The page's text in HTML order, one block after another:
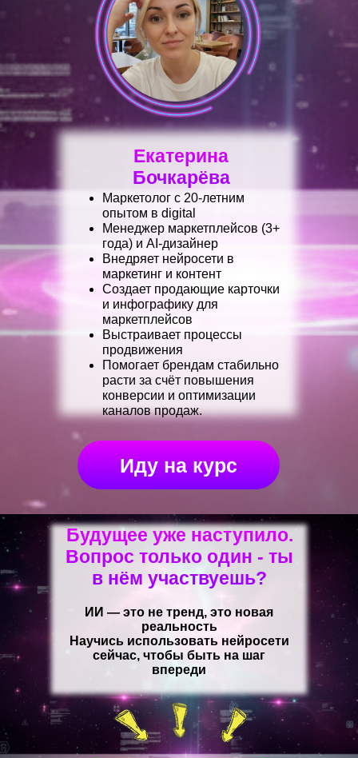
Иду на курс
Маркетолог с 20-летним
опытом в digital
Менеджер маркетплейсов (3+
года) и AI-дизайнер
Внедряет нейросети в
маркетинг и контент
Создает продающие карточки
и инфографику для
маркетплейсов
Выстраивает процессы
продвижения
Помогает брендам стабильно
расти за счёт повышения
конверсии и оптимизации
каналов продаж.
Екатерина
Бочкарёва
Будущее уже наступило.
Вопрос только один - ты
в нём участвуешь?
ИИ — это не тренд, это новая
реальность
Научись использовать нейросети
сейчас, чтобы быть на шаг
впереди